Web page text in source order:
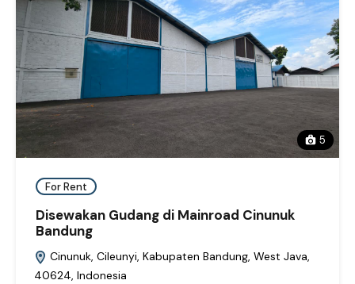
5
For Rent
Disewakan Gudang di Mainroad Cinunuk
Bandung
Cinunuk, Cileunyi, Kabupaten Bandung, West Java,
40624, Indonesia